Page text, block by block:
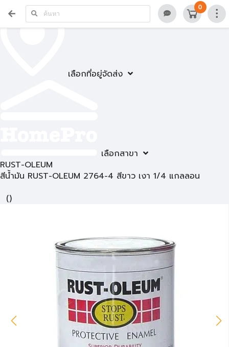
เลือกที่อยู่จัดส่ง
เลือกสาขา
0
RUST-OLEUM
สีน้ำมัน RUST-OLEUM 2764-4 สีขาว เงา 1/4 แกลลอน
()